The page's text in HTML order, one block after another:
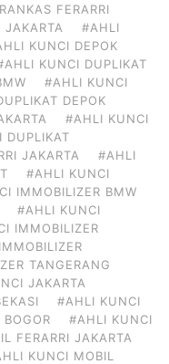
FERARRI
#AHLI
KUNCI DEPOK
KUNCI DUPLIKAT
#AHLI KUNCI
DEPOK
#AHLI KUNCI
DUPLIKAT
JAKARTA
#AHLI
#AHLI KUNCI
IMMOBILIZER BMW
#AHLI KUNCI
IMMOBILIZER
TANGERANG
JAKARTA
#AHLI KUNCI
#AHLI KUNCI
FERARRI JAKARTA
KUNCI MOBIL